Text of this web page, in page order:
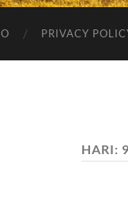
PRIVACY
HARI: